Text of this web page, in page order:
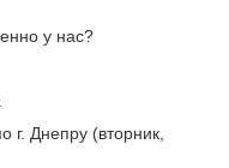
у нас?
г. Днепру (вторник,